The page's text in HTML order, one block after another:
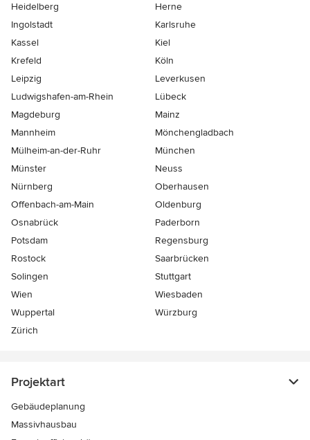
Heidelberg
Herne
Ingolstadt
Karlsruhe
Kassel
Kiel
Krefeld
Köln
Leipzig
Leverkusen
Ludwigshafen-am-Rhein
Lübeck
Magdeburg
Mainz
Mannheim
Mönchen­gladbach
Mülheim-an-der-Ruhr
München
Münster
Neuss
Nürnberg
Oberhausen
Offenbach-am-Main
Oldenburg
Osnabrück
Paderborn
Potsdam
Regensburg
Rostock
Saarbrücken
Solingen
Stuttgart
Wien
Wiesbaden
Wuppertal
Würzburg
Zürich
Projektart
Gebäudeplanung
Massivhausbau